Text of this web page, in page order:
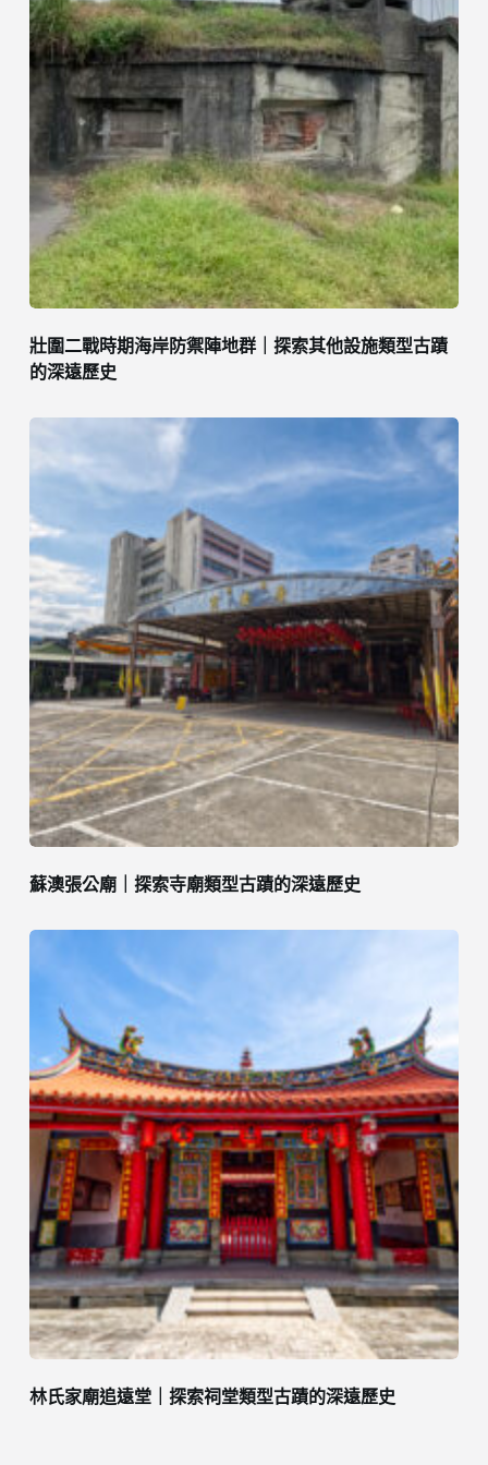
壯圍二戰時期海岸防禦陣地群｜探索其他設施類型古蹟
的深遠歷史
蘇澳張公廟｜探索寺廟類型古蹟的深遠歷史
林氏家廟追遠堂｜探索祠堂類型古蹟的深遠歷史